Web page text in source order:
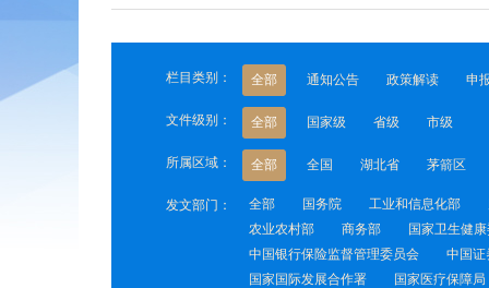
栏目类别： 全部 通知公告 政策解读 申
文件级别： 全部 国家级 省级 市级
所属区域： 全部 全国 湖北省 茅箭区
发文部门： 全部 国务院 工业和信息化部
农业农村部
商务部 国家卫生健
中国银行保险监督管理委员会
中国证
国家国际发展合作署
国家医疗保障局